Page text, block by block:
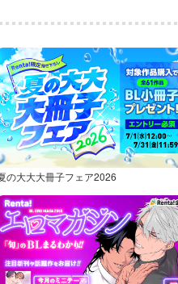
の大大大冊子フェア2026